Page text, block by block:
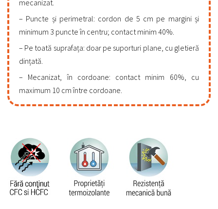
mecanizat.
Puncte și perimetral: cordon de 5 cm pe margini și
minimum 3 puncte în centru; contact minim 40%.
Pe toată suprafața: doar pe suporturi plane, cu gletieră
dințată.
Mecanizat, în cordoane: contact minim 60%, cu
maximum 10 cm între cordoane.